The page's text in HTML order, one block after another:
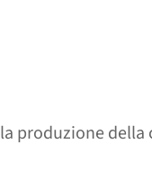
produzione della